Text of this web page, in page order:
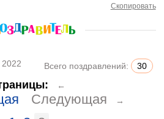
Скопировать
Всего поздравлений: 30
←
Следующая →